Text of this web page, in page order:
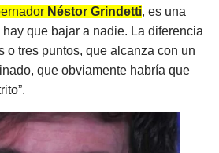
Néstor Grindetti, es una
que bajar a nadie. La diferencia
o tres puntos, que alcanza con un
que obviamente habría que